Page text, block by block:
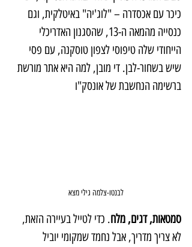
כיכר עם אכסדרה – "לוג'יה" באיטלקית, וגם
כנסייה מהמאה ה-13, שהסגנון האדריכלי
הייחודי שלה טיפוסי לצפון טוסקנה, עם פסי
שיש בשחור-לבן. די מובן, למה היא אתר מורשת
ברשימה הנחשבת של אונסק"ו
לבנטו-צלמה גילי מצא
סמטאות, דגים, מלח. כדי לטייל בעיירה הזאת,
לא צריך מדריך, אבל נחמד שמקומי יוביל